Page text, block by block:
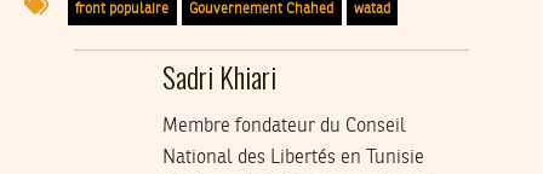
front populaire Gouvernement Chahed watad
Sadri Khiari
Membre fondateur du Conseil
National des Libertés en Tunisie